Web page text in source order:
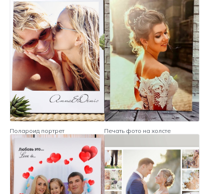
Полароид портрет Печать фото на холсте